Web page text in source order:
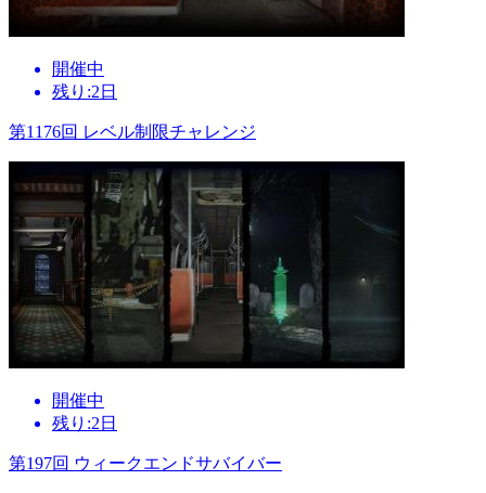
開催中
残り:2日
第1176回 レベル制限チャレンジ
開催中
残り:2日
第197回 ウィークエンドサバイバー